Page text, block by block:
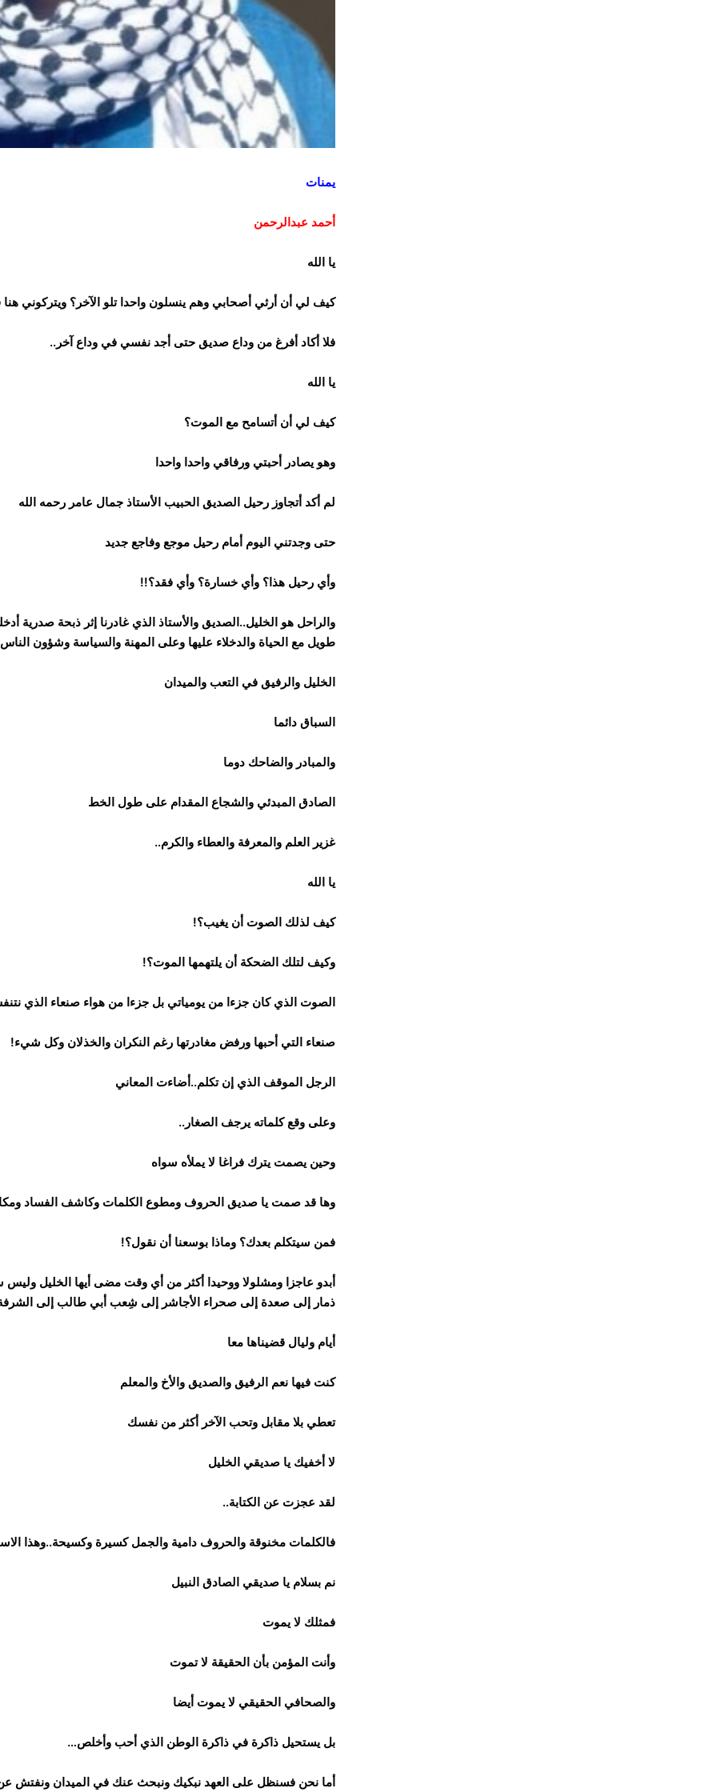
يمنات
أحمد عبدالرحمن
يا الله
كيف لي أن أرثي أصحابي وهم ينسلون واحدا تلو الآخر؟ ويتركوني
فلا أكاد أفرغ من وداع صديق حتى أجد نفسي في وداع آخر..
يا الله
كيف لي أن أتسامح مع الموت؟
وهو يصادر أحبتي ورفاقي واحدا واحدا
لم أكد أتجاوز رحيل الصديق الحبيب الأستاذ جمال عامر رحمه الله
حتى وجدتني اليوم أمام رحيل موجع وفاجع جديد
وأي رحيل هذا؟ وأي خسارة؟ وأي فقد؟!!
والراحل هو الخليل..الصديق والأستاذ الذي غادرنا إثر ذبحة صدرية
طويل مع الحياة والدخلاء عليها وعلى المهنة والسياسة وشؤون الناس
الخليل والرفيق في التعب والميدان
السباق دائما
والمبادر والضاحك دوما
الصادق المبدئي والشجاع المقدام على طول الخط
غزير العلم والمعرفة والعطاء والكرم..
يا الله
كيف لذلك الصوت أن يغيب؟!
وكيف لتلك الضحكة أن يلتهمها الموت؟!
الصوت الذي كان جزءا من يومياتي بل جزءا من هواء صنعاء الذي
صنعاء التي أحبها ورفض مغادرتها رغم النكران والخذلان وكل شيء!
الرجل الموقف الذي إن تكلم..أضاءت المعاني
وعلى وقع كلماته يرجف الصغار..
وحين يصمت يترك فراغا لا يملأه سواه
وها قد صمت يا صديق الحروف ومطوع الكلمات وكاشف الفساد
فمن سيتكلم بعدك؟ وماذا بوسعنا أن نقول؟!
أبدو عاجزا ومشلولا ووحيدا أكثر من أي وقت مضى أيها الخليل وليس
ذمار إلى صعدة إلى صحراء الأجاشر إلى شِعب أبي طالب إلى
أيام وليال قضيناها معا
كنت فيها نعم الرفيق والصديق والأخ والمعلم
تعطي بلا مقابل وتحب الآخر أكثر من نفسك
لا أخفيك يا صديقي الخليل
لقد عجزت عن الكتابة..
فالكلمات مخنوقة والحروف دامية والجمل كسيرة وكسيحة..وهذا
نم بسلام يا صديقي الصادق النبيل
فمثلك لا يموت
وأنت المؤمن بأن الحقيقة لا تموت
والصحافي الحقيقي لا يموت أيضا
بل يستحيل ذاكرة في ذاكرة الوطن الذي أحب وأخلص…
أما نحن فسنظل على العهد نبكيك ونبحث عنك في الميدان ونفتش